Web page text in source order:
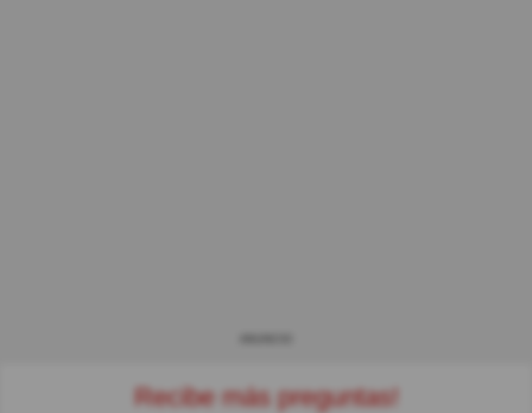
Recibe más preguntas!